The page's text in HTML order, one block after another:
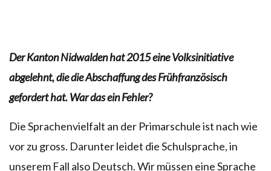
Der Kanton Nidwalden hat 2015 eine Volksinitiative
abgelehnt, die die Abschaffung des Frühfranzösisch
gefordert hat. War das ein Fehler?
Die Sprachenvielfalt an der Primarschule ist nach wie
vor zu gross. Darunter leidet die Schulsprache, in
unserem Fall also Deutsch. Wir müssen eine Sprache